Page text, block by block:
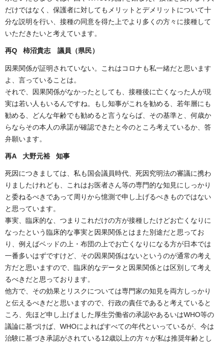
だけではなく、保護者に対してもメリットとデメリットについて十
分な説明を行い、接種の同意を得た上でより多くの方々に接種して
いただきたいと考えています。
再Q 柿沼貴志 議員（県民）
因果関係が証明されていない。これはコロナも私一緒だと思います
よ、言っていることは。
それで、因果関係がなかったとしても、接種後に亡くなった人が現
実は若い人もいるんですね。もし知事がこれを勧める、若年層にも
勧める、どんな年齢でも勧めると言うならば、その基準と、何歳か
らならその本人の承諾が確認できたと今のところ考えているか、答
弁願います。
再A 大野元裕 知事
死因につきましては、私も国会議員時代、死因究明法の審議に携わ
りましたけれども、これはお医者さん等の専門的な知見にしっかり
と委ねるべきであって周りから憶測で申し上げるべきものではない
と思っています。
事実、臨床的な、つまりこれだけの方が接種したけどお亡くなりに
なったという臨床的な事実と因果関係とはまた別途だと思ってお
り、例えばベッドの上・布団の上でお亡くなりになる方が日本では
一番多いはずですけど、その因果関係はないというのが通常の考え
方だと思いますので、臨床的なデータと因果関係とは区別して考え
るべきだと思っております。
他方で、その効果とリスクについては専門家の知見を両方しっかり
と伝えるべきだと思いますので、行政の責任であると考えていると
ころ、先ほど申し上げました厚生労働省の承認やあるいはWHO等の
議論に基づけば、WHOによればすべての年代といっているが、今は
治験に基づき承認がされている12歳以上の方々が私は推奨年齢とし